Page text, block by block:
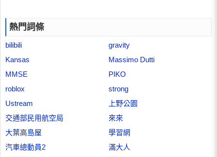
熱門詞條
bilibili
gravity
Kansas
Massimo Dutti
MMSE
PIKO
roblox
strong
Ustream
上野公園
交通部民用航空局
來來
大葉高島屋
學習網
汽車總動員2
滿大人